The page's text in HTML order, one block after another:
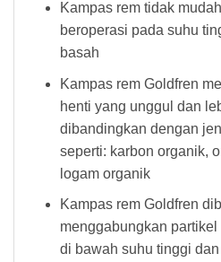
Kampas rem tidak
beroperasi pada suhu
basah
Kampas rem Goldfren
henti yang unggul dan
dibandingkan dengan
seperti: karbon organik,
logam organik
Kampas rem Goldfren
menggabungkan
di bawah suhu tinggi